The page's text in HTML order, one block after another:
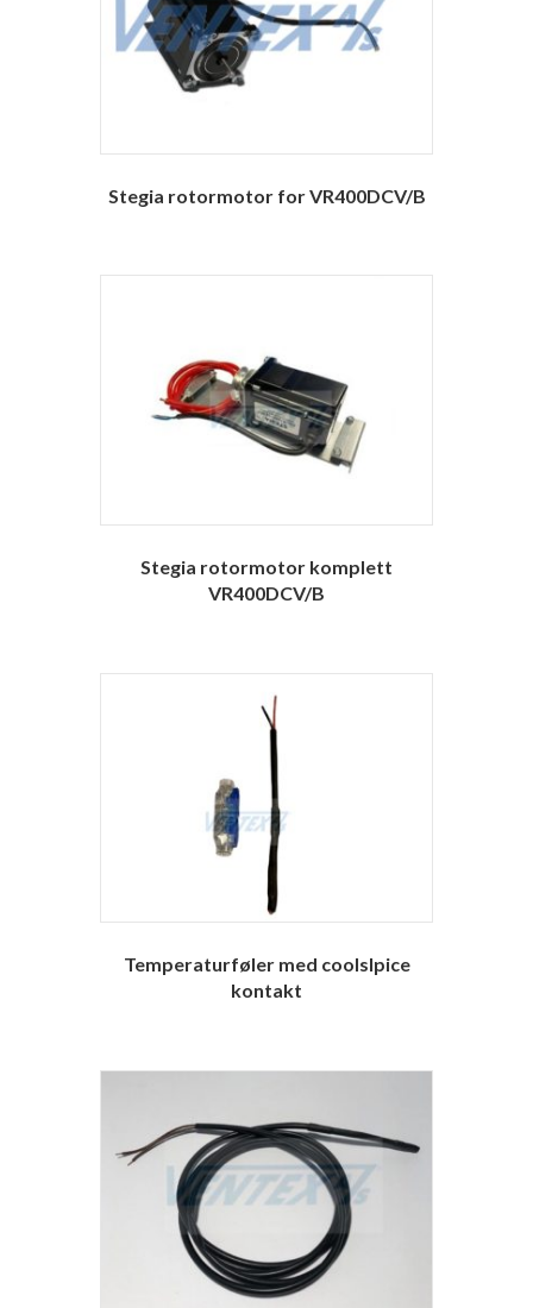
Stegia rotormotor for VR400DCV/B
Stegia rotormotor komplett
VR400DCV/B
Temperaturføler med coolslpice
kontakt